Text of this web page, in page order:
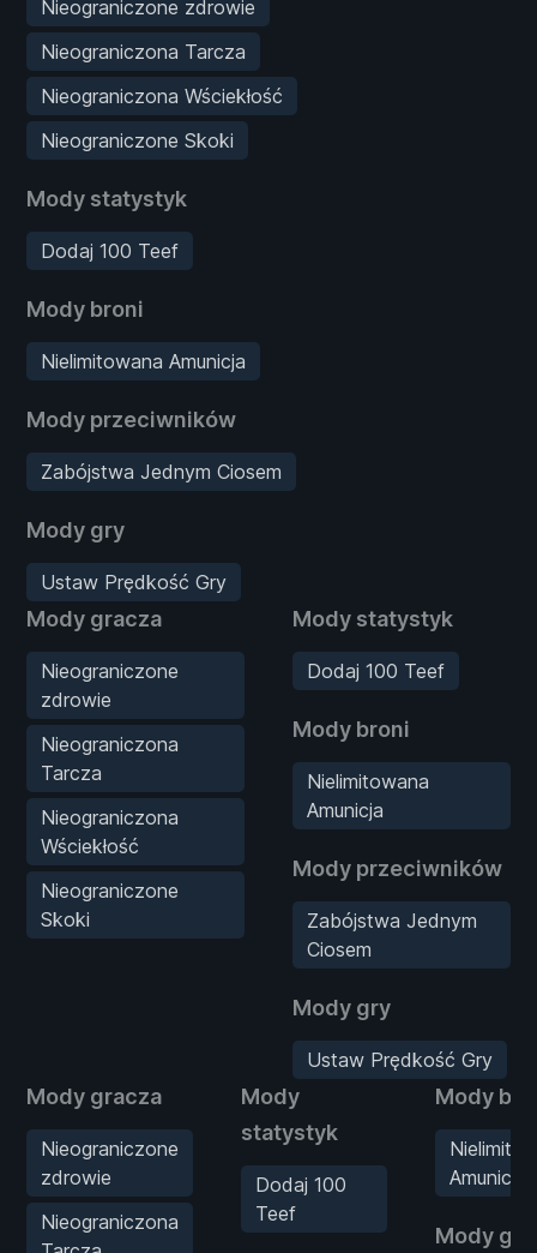
Nieograniczone zdrowie
Nieograniczona Tarcza
Nieograniczona Wściekłość
Nieograniczone Skoki
Mody statystyk
Dodaj 100 Teef
Mody broni
Nielimitowana Amunicja
Mody przeciwników
Zabójstwa Jednym Ciosem
Mody gry
Ustaw Prędkość Gry
Mody gracza
Nieograniczone
zdrowie
Nieograniczona
Tarcza
Nieograniczona
Wściekłość
Nieograniczone
Skoki
Mody statystyk
Dodaj 100 Teef
Mody broni
Nielimitowana
Amunicja
Mody przeciwników
Zabójstwa Jednym
Ciosem
Mody gry
Ustaw Prędkość Gry
Mody gracza
Nieograniczone
zdrowie
Nieograniczona
Mody
statystyk
Dodaj 100
Teef
Mody
Amunicja
Mody gry